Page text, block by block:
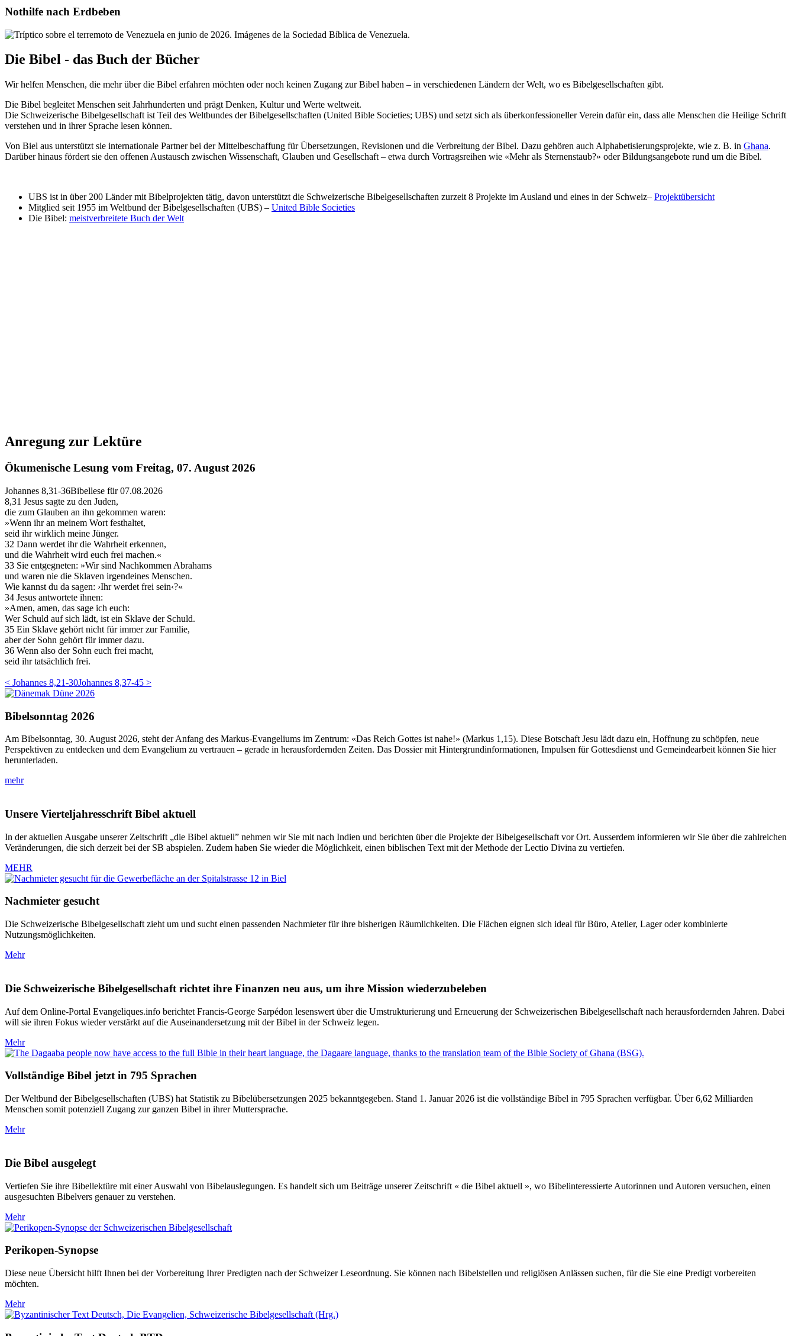
Nothilfe nach Erdbeben
Die Bibel - das Buch der Bücher
Wir helfen Menschen, die mehr über die Bibel erfahren möchten oder noch keinen Zugang zur Bibel haben – in verschiedenen Ländern der Welt, wo es Bibelgesellschaften gibt.
Die Bibel begleitet Menschen seit Jahrhunderten und prägt Denken, Kultur und Werte weltweit.
Die Schweizerische Bibelgesellschaft ist Teil des Weltbundes der Bibelgesellschaften (United Bible Societies; UBS) und setzt sich als überkonfessioneller Verein dafür ein, dass alle Menschen die Heilige Schrift
verstehen und in ihrer Sprache lesen können.
Von Biel aus unterstützt sie internationale Partner bei der Mittelbeschaffung für Übersetzungen, Revisionen und die Verbreitung der Bibel. Dazu gehören auch Alphabetisierungsprojekte, wie z. B. in Ghana.
Darüber hinaus fördert sie den offenen Austausch zwischen Wissenschaft, Glauben und Gesellschaft – etwa durch Vortragsreihen wie «Mehr als Sternenstaub?» oder Bildungsangebote rund um die Bibel.
UBS ist in über 200 Länder mit Bibelprojekten tätig, davon unterstützt die Schweizerische Bibelgesellschaften zurzeit 8 Projekte im Ausland und eines in der Schweiz– Projektübersicht
Mitglied seit 1955 im Weltbund der Bibelgesellschaften (UBS) – United Bible Societies
Die Bibel: meistverbreitete Buch der Welt
Anregung zur Lektüre
Ökumenische Lesung vom Freitag, 07. August 2026
Johannes 8,31-36Bibellese für 07.08.2026
8,31 Jesus sagte zu den Juden,
die zum Glauben an ihn gekommen waren:
»Wenn ihr an meinem Wort festhaltet,
seid ihr wirklich meine Jünger.
32 Dann werdet ihr die Wahrheit erkennen,
und die Wahrheit wird euch frei machen.«
33 Sie entgegneten: »Wir sind Nachkommen Abrahams
und waren nie die Sklaven irgendeines Menschen.
Wie kannst du da sagen: ›Ihr werdet frei sein‹?«
34 Jesus antwortete ihnen:
»Amen, amen, das sage ich euch:
Wer Schuld auf sich lädt, ist ein Sklave der Schuld.
35 Ein Sklave gehört nicht für immer zur Familie,
aber der Sohn gehört für immer dazu.
36 Wenn also der Sohn euch frei macht,
seid ihr tatsächlich frei.
< Johannes 8,21-30Johannes 8,37-45 >
Bibelsonntag 2026
Am Bibelsonntag, 30. August 2026, steht der Anfang des Markus-Evangeliums im Zentrum: «Das Reich Gottes ist nahe!» (Markus 1,15). Diese Botschaft Jesu lädt dazu ein, Hoffnung zu schöpfen, neue
Perspektiven zu entdecken und dem Evangelium zu vertrauen – gerade in herausfordernden Zeiten. Das Dossier mit Hintergrundinformationen, Impulsen für Gottesdienst und Gemeindearbeit können Sie hier
herunterladen.
mehr
Unsere Vierteljahresschrift Bibel aktuell
In der aktuellen Ausgabe unserer Zeitschrift „die Bibel aktuell” nehmen wir Sie mit nach Indien und berichten über die Projekte der Bibelgesellschaft vor Ort. Ausserdem informieren wir Sie über die zahlreichen
Veränderungen, die sich derzeit bei der SB abspielen. Zudem haben Sie wieder die Möglichkeit, einen biblischen Text mit der Methode der Lectio Divina zu vertiefen.
MEHR
Nachmieter gesucht
Die Schweizerische Bibelgesellschaft zieht um und sucht einen passenden Nachmieter für ihre bisherigen Räumlichkeiten. Die Flächen eignen sich ideal für Büro, Atelier, Lager oder kombinierte
Nutzungsmöglichkeiten.
Mehr
Die Schweizerische Bibelgesellschaft richtet ihre Finanzen neu aus, um ihre Mission wiederzubeleben
Auf dem Online-Portal Evangeliques.info berichtet Francis-George Sarpédon lesenswert über die Umstrukturierung und Erneuerung der Schweizerischen Bibelgesellschaft nach herausfordernden Jahren. Dabei
will sie ihren Fokus wieder verstärkt auf die Auseinandersetzung mit der Bibel in der Schweiz legen.
Mehr
Vollständige Bibel jetzt in 795 Sprachen
Der Weltbund der Bibelgesellschaften (UBS) hat Statistik zu Bibelübersetzungen 2025 bekanntgegeben. Stand 1. Januar 2026 ist die vollständige Bibel in 795 Sprachen verfügbar. Über 6,62 Milliarden
Menschen somit potenziell Zugang zur ganzen Bibel in ihrer Muttersprache.
Mehr
Die Bibel ausgelegt
Vertiefen Sie ihre Bibellektüre mit einer Auswahl von Bibelauslegungen. Es handelt sich um Beiträge unserer Zeitschrift « die Bibel aktuell », wo Bibelinteressierte Autorinnen und Autoren versuchen, einen
ausgesuchten Bibelvers genauer zu verstehen.
Mehr
Perikopen-Synopse
Diese neue Übersicht hilft Ihnen bei der Vorbereitung Ihrer Predigten nach der Schweizer Leseordnung. Sie können nach Bibelstellen und religiösen Anlässen suchen, für die Sie eine Predigt vorbereiten
möchten.
Mehr